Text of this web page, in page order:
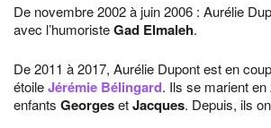
De novembre 2002 à juin 2006 : Aurélie
avec l’humoristeGad Elmaleh.
De 2011 à 2017, Aurélie Dupont est en
étoileJérémie Bélingard. Ils se marient en
enfants GeorgesetJacques. Depuis, ils